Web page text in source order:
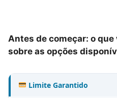
Antes de começar: o
sobre as opções
Limite Garantido